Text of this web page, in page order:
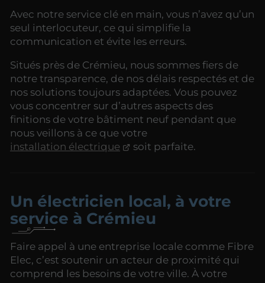
Avec notre service clé en main, vous n’avez qu’un
seul interlocuteur, ce qui simplifie la
communication et évite les erreurs.
Situés près de Crémieu, nous sommes fiers de
notre transparence, de nos délais respectés et de
nos solutions toujours adaptées. Vous pouvez
vous concentrer sur d’autres aspects des
finitions de votre bâtiment neuf pendant que
nous veillons à ce que votre
installation électrique
soit parfaite.
Un électricien local, à votre
service à Crémieu
Faire appel à une entreprise locale comme Fibre
Elec, c’est soutenir un acteur de proximité qui
comprend les besoins de votre ville. À votre